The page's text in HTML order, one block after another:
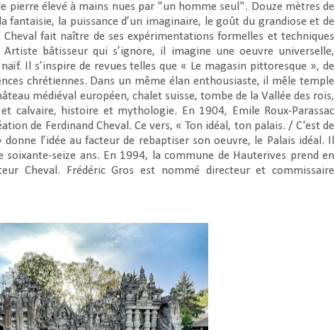
pierre élevé à mains nues par "un homme seul". Douze mètres de
la puissance d’un imaginaire, le goût du grandiose et de
fait naître de ses expérimentations formelles et techniques
bâtisseur qui s’ignore, il imagine une oeuvre universelle,
Il s’inspire de revues telles que « Le magasin pittoresque », de
chrétiennes. Dans un même élan enthousiaste, il mêle temple
médiéval européen, chalet suisse, tombe de la Vallée des rois,
calvaire, histoire et mythologie. En 1904, Emile Roux-Parassac
de Ferdinand Cheval. Ce vers, « Ton idéal, ton palais. / C'est de
l’idée au facteur de rebaptiser son oeuvre, le Palais idéal. Il
soixante-seize ans. En 1994, la commune de Hauterives prend en
Cheval. Frédéric Gros est nommé directeur et commissaire